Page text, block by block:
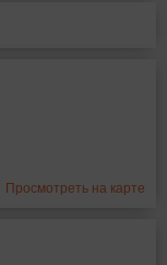
Просмотреть на карте